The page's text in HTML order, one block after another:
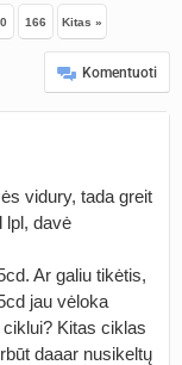
166 Kitas »
Komentuoti
vidury, tada greit
lpl, davė
Ar galiu tikėtis,
jau vėloka
Kitas ciklas
daaar nusikeltų